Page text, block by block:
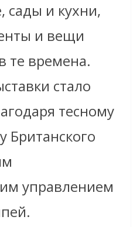
сады и кухни,
и вещи
те времена.
стало
тесному
Британского
управлением